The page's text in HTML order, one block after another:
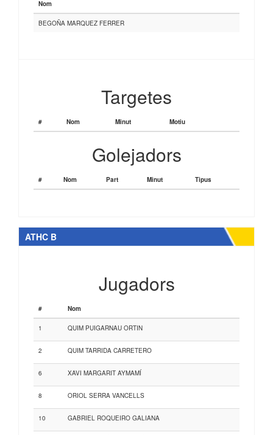
Nom
BEGOÑA MARQUEZ FERRER
Targetes
# Nom Minut Motiu
Golejadors
# Nom Part Minut Tipus
ATHC B
Jugadors
# Nom
1 QUIM PUIGARNAU ORTIN
2 QUIM TARRIDA CARRETERO
6 XAVI MARGARIT AYMAMÍ
8 ORIOL SERRA VANCELLS
10 GABRIEL ROQUEIRO GALIANA